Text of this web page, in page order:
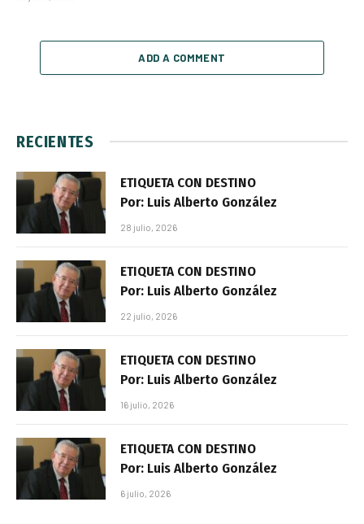
ADD A COMMENT
RECIENTES
ETIQUETA CON DESTINO
Por: Luis Alberto González
28 julio, 2026
ETIQUETA CON DESTINO
Por: Luis Alberto González
22 julio, 2026
ETIQUETA CON DESTINO
Por: Luis Alberto González
16 julio, 2026
ETIQUETA CON DESTINO
Por: Luis Alberto González
6 julio, 2026